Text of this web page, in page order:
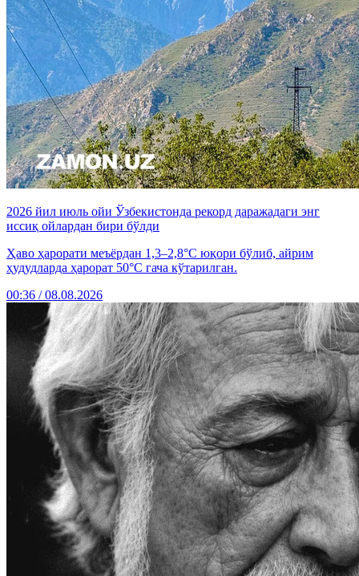
2026 йил июль ойи Ўзбекистонда рекорд даражадаги энг
иссиқ ойлардан бири бўлди
Ҳаво ҳарорати меъёрдан 1,3–2,8°C юқори бўлиб, айрим
ҳудудларда ҳарорат 50°C гача кўтарилган.
00:36 / 08.08.2026